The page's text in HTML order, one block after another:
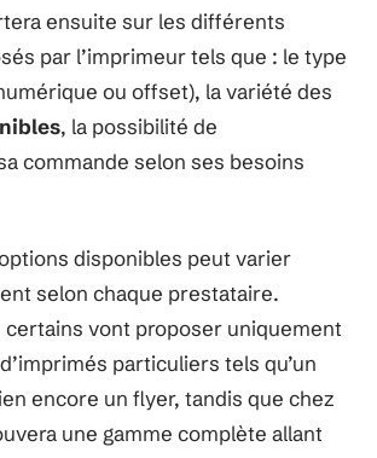
ensuite sur les différents
par l’imprimeur tels que : le type
ou offset), la variété des
, la possibilité de
commande selon ses besoins
disponibles peut varier
selon chaque prestataire.
vont proposer uniquement
particuliers tels qu’un
encore un flyer, tandis que chez
une gamme complète allant